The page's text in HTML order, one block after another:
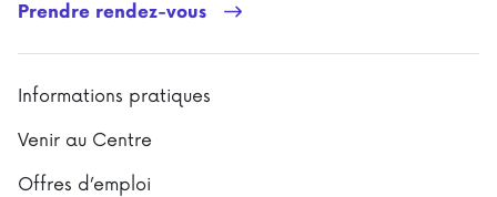
Prendre rendez-vous
Informations pratiques
Venir au Centre
Offres d’emploi